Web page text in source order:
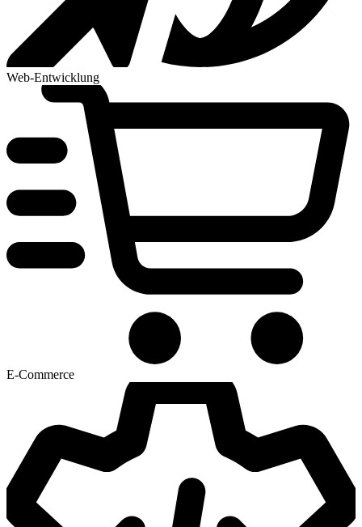
Web-Entwicklung
E-Commerce